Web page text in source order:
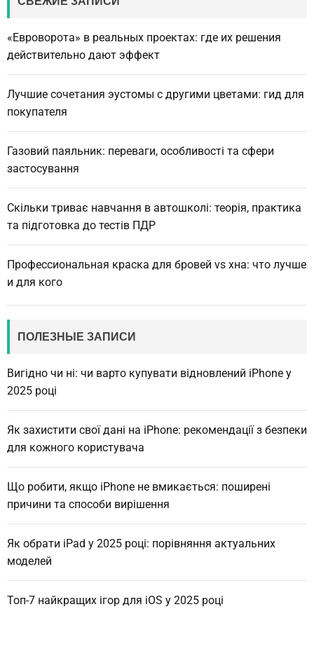
«Евроворота» в реальных проектах: где их решения
действительно дают эффект
Лучшие сочетания эустомы с другими цветами: гид для
покупателя
Газовий паяльник: переваги, особливості та сфери
застосування
Скільки триває навчання в автошколі: теорія, практика
та підготовка до тестів ПДР
Профессиональная краска для бровей vs хна: что лучше
и для кого
ПОЛЕЗНЫЕ ЗАПИСИ
Вигідно чи ні: чи варто купувати відновлений iPhone у
2025 році
Як захистити свої дані на iPhone: рекомендації з безпеки
для кожного користувача
Що робити, якщо iPhone не вмикається: поширені
причини та способи вирішення
Як обрати iPad у 2025 році: порівняння актуальних
моделей
Топ-7 найкращих ігор для iOS у 2025 році